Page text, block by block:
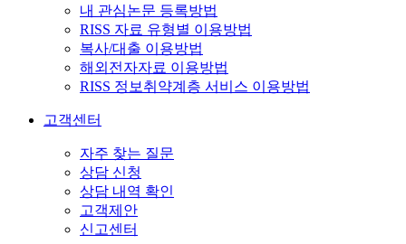
내 관심논문 등록방법
RISS 자료 유형별 이용방법
복사/대출 이용방법
해외전자자료 이용방법
RISS 정보취약계층 서비스 이용방법
고객센터
자주 찾는 질문
상담 신청
상담 내역 확인
고객제안
신고센터